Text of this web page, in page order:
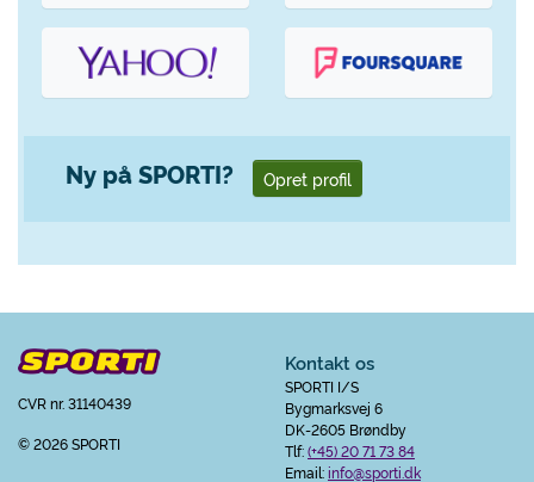
Ny på SPORTI? Opret profil
CVR nr. 31140439
© 2026 SPORTI
Kontakt os
SPORTI I/S
Bygmarksvej 6
DK-2605 Brøndby
Tlf:(+45) 20 71 73 84
Email:info@sporti.dk